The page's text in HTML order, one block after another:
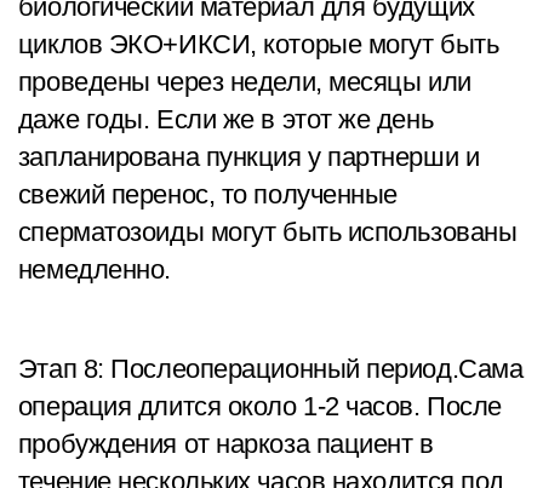
биологический материал для будущих
циклов ЭКО+ИКСИ, которые могут быть
проведены через недели, месяцы или
даже годы. Если же в этот же день
запланирована пункция у партнерши и
свежий перенос, то полученные
сперматозоиды могут быть использованы
немедленно.
Этап 8: Послеоперационный период.Сама
операция длится около 1-2 часов. После
пробуждения от наркоза пациент в
течение нескольких часов находится под